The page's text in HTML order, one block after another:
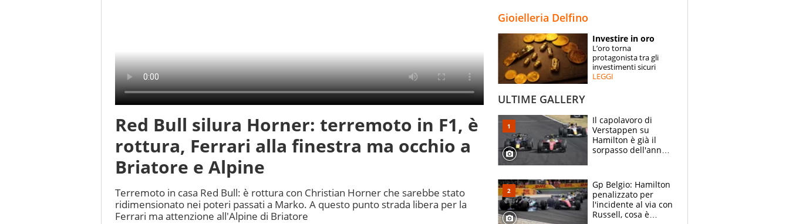
ESPERTI
CONTATTI
Red Bull silura Horner: terremoto in F1, è
rottura, Ferrari alla finestra ma occhio a
Briatore e Alpine
Terremoto in casa Red Bull: è rottura con Christian Horner che sarebbe stato
ridimensionato nei poteri passati a Marko. A questo punto strada libera per la
Ferrari ma attenzione all'Alpine di Briatore
Gioielleria Delfino
Investire in oro
L’oro torna
protagonista tra gli
investimenti sicuri
LEGGI
ULTIME GALLERY
Il capolavoro di
Verstappen su
Hamilton è già il
sorpasso dell'anno:
2021
Gp Belgio: Hamilton
penalizzato per
l'incidente al via con
Russell, cosa è